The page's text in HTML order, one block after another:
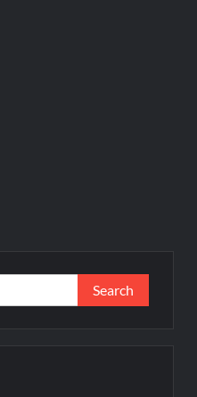
Search
for: